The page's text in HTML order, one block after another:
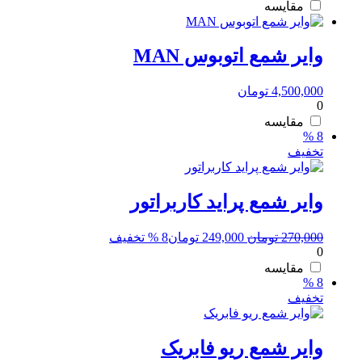
بود.
مقایسه
وایر شمع اتوبوس MAN
4,500,000 تومان
0
مقایسه
8 %
تخفیف
وایر شمع پراید کاربراتور
270,000 تومان قیمت
249,000 تومان8 % تخفیف
0
مقایسه
8 %
تخفیف
وایر شمع ریو فابریک